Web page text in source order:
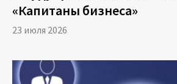
на который бы ссылались
то, что мы можем говорить о
данных, об озере данных, и
«Капитаны бизнеса»
23 июля 2026